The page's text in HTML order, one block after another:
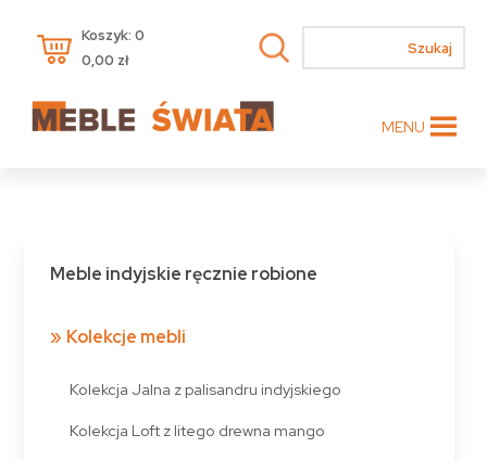
Koszyk: 0
0,00 zł
MENU
Meble indyjskie ręcznie robione
Kolekcje mebli
Kolekcja Jalna z palisandru indyjskiego
Kolekcja Loft z litego drewna mango